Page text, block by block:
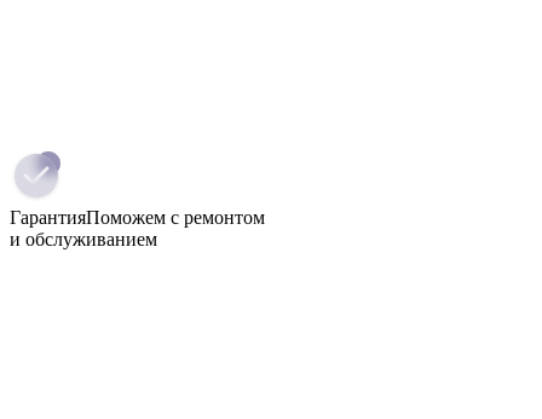
ГарантияПоможем с ремонтом
и обслуживанием